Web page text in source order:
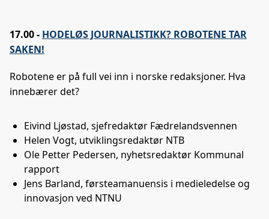
17.00 - HODELØS JOURNALISTIKK? ROBOTENE TAR
SAKEN!
Robotene er på full vei inn i norske redaksjoner. Hva
innebærer det?
Eivind Ljøstad, sjefredaktør Fædrelandsvennen
Helen Vogt, utviklingsredaktør NTB
Ole Petter Pedersen, nyhetsredaktør Kommunal
rapport
Jens Barland, førsteamanuensis i medieledelse og
innovasjon ved NTNU